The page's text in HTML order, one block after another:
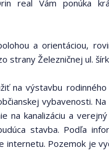
real Vám ponúka
a orientáciou,
strany Železničnej ul.
na výstavbu
vybavenosti.
na kanalizáciu a
stavba. Podľa
internetu. Pozemok je